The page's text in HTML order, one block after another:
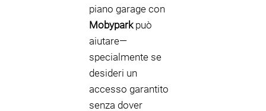
piano garage con
Mobyparkpuò
aiutare—
specialmente se
desideri un
accesso garantito
senza dover